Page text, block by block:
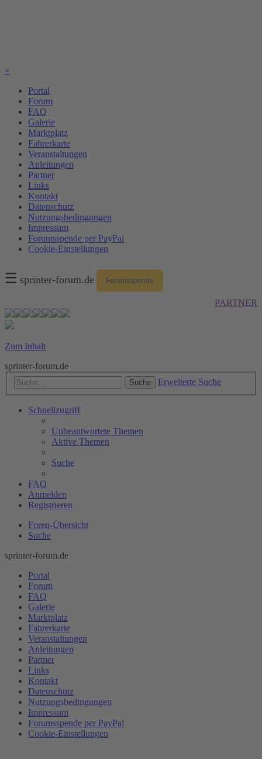
×
Portal
Forum
FAQ
Galerie
Marktplatz
Fahrerkarte
Veranstaltungen
Anleitungen
Partner
Links
Kontakt
Datenschutz
Nutzungsbedingungen
Impressum
Forumsspende per PayPal
Cookie-Einstellungen
☰ sprinter-forum.de Forumsspende
PARTNER
Zum Inhalt
sprinter-forum.de
Suche Erweiterte Suche
Schnellzugriff
Unbeantwortete Themen
Aktive Themen
Suche
FAQ
Anmelden
Registrieren
Foren-Übersicht
Suche
sprinter-forum.de
Portal
Forum
FAQ
Galerie
Marktplatz
Fahrerkarte
Veranstaltungen
Anleitungen
Partner
Links
Kontakt
Datenschutz
Nutzungsbedingungen
Impressum
Forumsspende per PayPal
Cookie-Einstellungen